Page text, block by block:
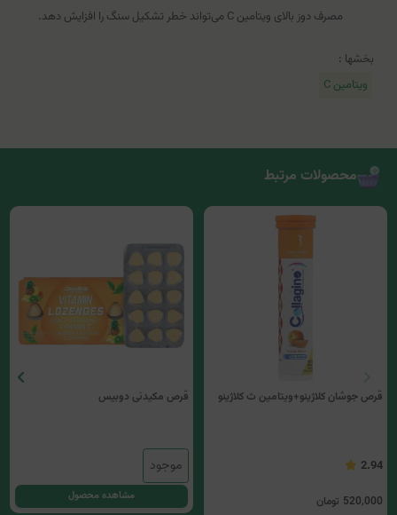
مصرف دوز بالای ویتامین C می‌تواند خطر تشکیل سنگ را افزایش دهد.
بخشها :
ویتامین C
محصولات مرتبط
قرص جوشان کلاژینو+ویتامین ث کلاژینو
2.94
520,000 تومان
قرص مکیدنی دوبیس
موجود
مشاهده محصول